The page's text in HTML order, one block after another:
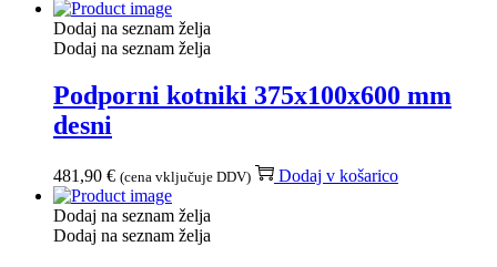
Dodaj na seznam želja
Dodaj na seznam želja
Podporni kotniki 375x100x600 mm
desni
481,90 € (cena vključuje DDV) Dodaj v košarico
Dodaj na seznam želja
Dodaj na seznam želja